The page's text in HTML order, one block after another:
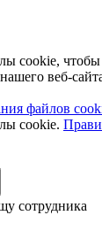
cookie, чтобы
веб-
файлов
cookie.
сотрудника